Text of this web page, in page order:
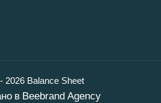
2026 Balance Sheet
в Beebrand Agency